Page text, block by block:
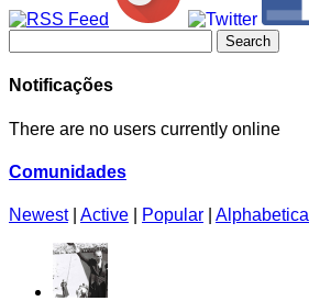
for:
Notificações
There are no users currently online
Comunidades
Newest Active Popular Alphabetical